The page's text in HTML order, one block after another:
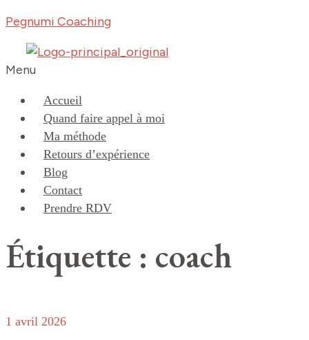
Pegnumi Coaching
Menu
Accueil
Quand faire appel à moi
Ma méthode
Retours d’expérience
Blog
Contact
Prendre RDV
Étiquette : coach
1 avril 2026